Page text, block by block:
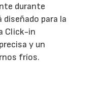
durante
para la
Click-in
y un
fríos.